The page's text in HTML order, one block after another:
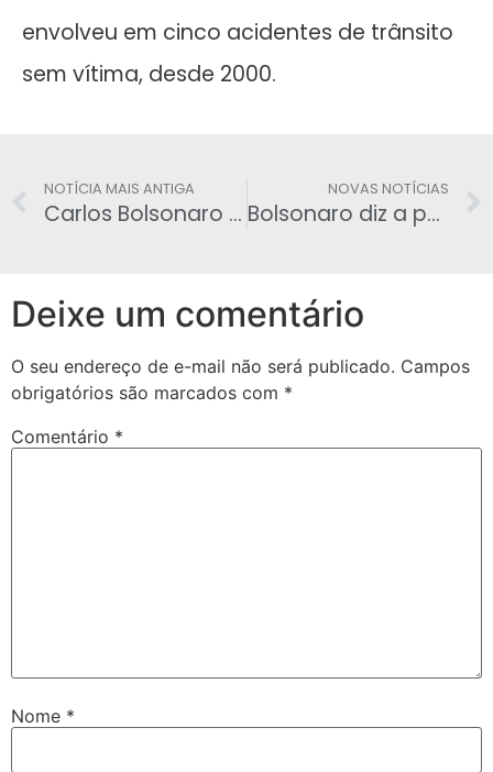
envolveu em cinco acidentes de trânsito
sem vítima, desde 2000.
NOTÍCIA MAIS ANTIGA
Carlos Bolsonaro provoca o general Augusto Heleno pelo Twitter
NOVAS NOTÍCIAS
Bolsonaro diz a policiais que todos têm cota de sacrifício na Previdência
Deixe um comentário
O seu endereço de e-mail não será publicado. Campos
obrigatórios são marcados com *
Comentário *
Nome *